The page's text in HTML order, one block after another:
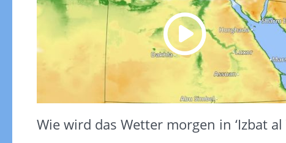
Wie wird das Wetter morgen in ‘Izbat al